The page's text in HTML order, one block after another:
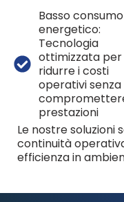
Basso consumo
energetico:
Tecnologia
ottimizzata per
ridurre i costi
operativi senza
prestazioni
Le nostre
continuità
efficienza in